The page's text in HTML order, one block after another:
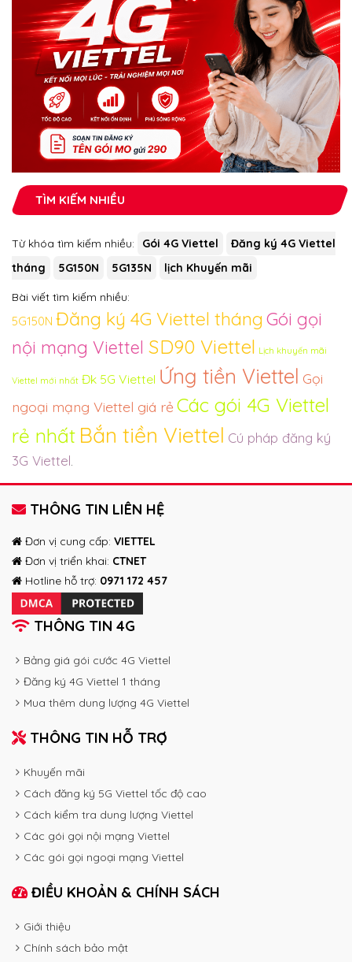
TÌM KIẾM NHIỀU
Từ khóa tìm kiếm nhiều: Gói 4G Viettel
Đăng ký 4G Viettel
tháng
5G150N 5G135N lịch Khuyến mãi
Bài viết tìm kiếm nhiều:
5G150N Đăng ký 4G Viettel tháng Gói gọi
nội mạng Viettel SD90 Viettel Lịch khuyến mãi
Viettel mới nhất Đk 5G Viettel Ứng tiền Viettel Gọi
ngoại mạng Viettel giá rẻ Các gói 4G Viettel
rẻ nhất Bắn tiền Viettel Cú pháp đăng ký
3G Viettel.
THÔNG TIN LIÊN HỆ
Đơn vị cung cấp: VIETTEL
Đơn vị triển khai: CTNET
Hotline hỗ trợ: 0971 172 457
THÔNG TIN 4G
Bảng giá gói cước 4G Viettel
Đăng ký 4G Viettel 1 tháng
Mua thêm dung lượng 4G Viettel
THÔNG TIN HỖ TRỢ
Khuyến mãi
Cách đăng ký 5G Viettel tốc độ cao
Cách kiểm tra dung lượng Viettel
Các gói gọi nội mạng Viettel
Các gói gọi ngoại mạng Viettel
ĐIỀU KHOẢN & CHÍNH SÁCH
Giới thiệu
Chính sách bảo mật